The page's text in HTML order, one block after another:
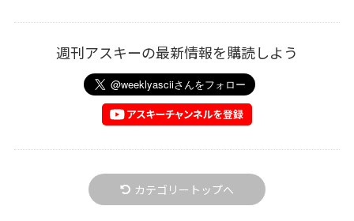
週刊アスキーの最新情報を購読しよう
カテゴリートップへ